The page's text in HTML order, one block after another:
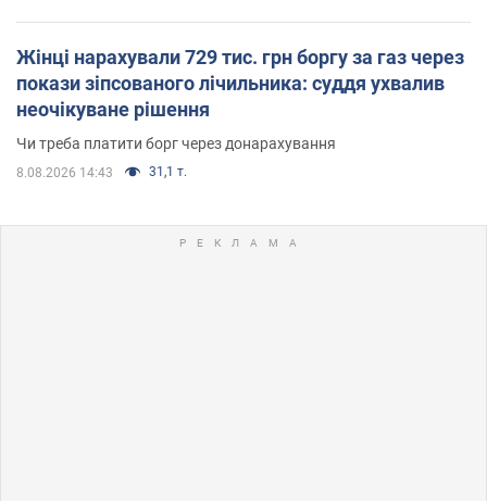
Жінці нарахували 729 тис. грн боргу за газ через
покази зіпсованого лічильника: суддя ухвалив
неочікуване рішення
Чи треба платити борг через донарахування
8.08.2026 14:43 31,1 т.